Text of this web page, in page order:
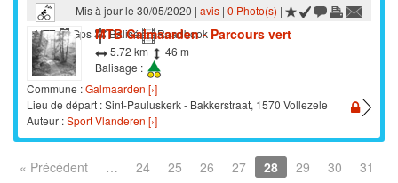
Mis à jour le 30/05/2020 | avis| 0 Photo(s) |
VTT
Gps Balisé Roadbook
MTB Galmaarden - Parcours vert
5.72 km
46 m
Balisage :
Commune :Galmaarden [›]
Lieu de départ : Sint-Pauluskerk - Bakkerstraat, 1570 Vollezele
Auteur :Sport Vlanderen [›]
« Précédent … 24 25 26 27 28 29 30
31